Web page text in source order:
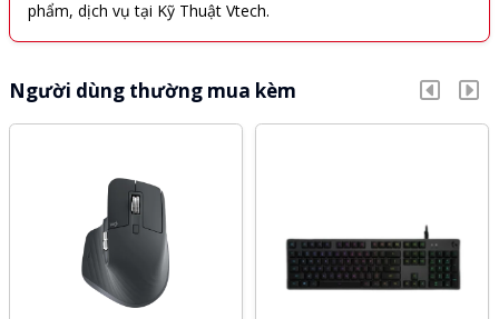
phẩm, dịch vụ tại Kỹ Thuật Vtech.
Người dùng thường mua kèm